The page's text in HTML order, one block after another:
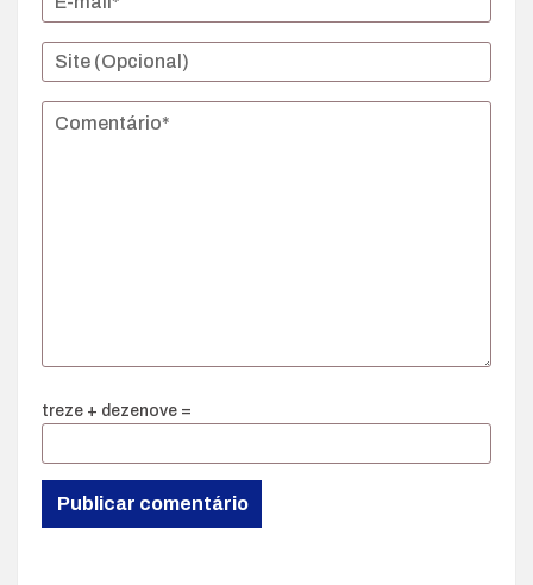
treze + dezenove =